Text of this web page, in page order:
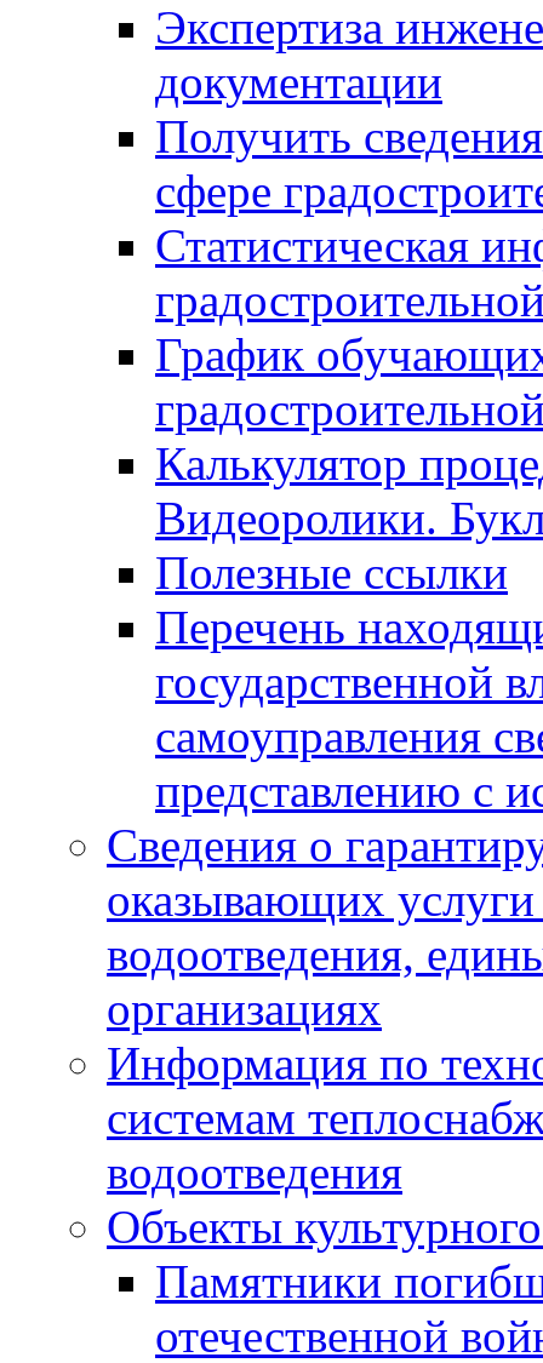
Экспертиза
документации
Получить
сфере
Статистическая
График
Калькулятор
Видеоролики.
Полезные ссылки
Перечень
государственной
самоуправления
представлению с
Сведения о
оказывающих
водоотведения,
организациях
Информация по
системам
водоотведения
Объекты
Памятники
отечественной